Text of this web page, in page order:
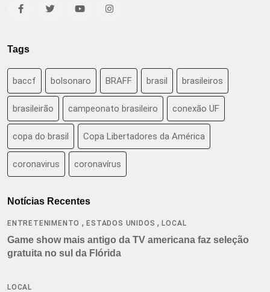
Tags
baccf bolsonaro BRAFF brasil brasileiros
brasileirão campeonato brasileiro conexão UF
copa do brasil Copa Libertadores da América
coronavirus coronavírus
Notícias Recentes
ENTRETENIMENTO ,ESTADOS UNIDOS ,LOCAL
Game show mais antigo da TV americana faz seleção
gratuita no sul da Flórida
LOCAL